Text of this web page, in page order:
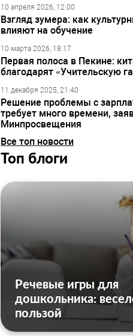
10 апреля 2026, 12:00
Взгляд зумера: как
влияют на обучение
10 марта 2026, 18:17
Первая полоса в Пекине:
благодарят «Учительскую
11 декабря 2025, 21:40
Решение проблемы с
требует много времени,
Минпросвещения
Все топ новости
Топ блоги
Речевые игры для
дошкольника:
пользой